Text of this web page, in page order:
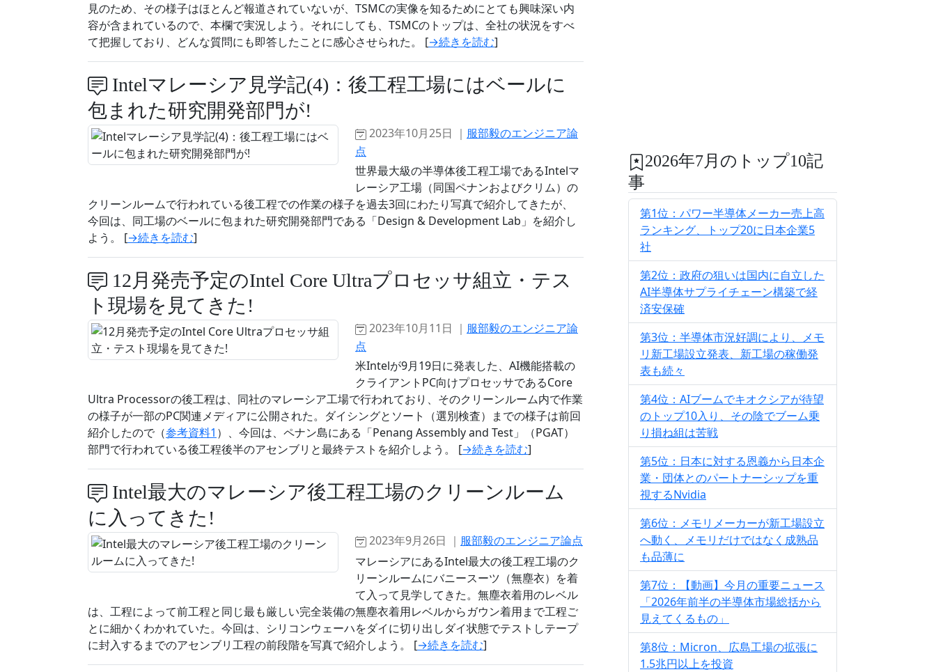
見のため、その様子はほとんど報道されていないが、TSMCの実像を知るためにとても興味深い内
容が含まれているので、本欄で実況しよう。それにしても、TSMCのトップは、全社の状況をすべ
て把握しており、どんな質問にも即答したことに感心させられた。 [→続きを読む]
Intelマレーシア見学記(4)：後工程工場にはベールに
包まれた研究開発部門が!
2023年10月25日 ｜ 服部毅のエンジニア論
点
世界最大級の半導体後工程工場であるIntelマ
レーシア工場（同国ペナンおよびクリム）の
クリーンルームで行われている後工程での作業の様子を過去3回にわたり写真で紹介してきたが、
今回は、同工場のベールに包まれた研究開発部門である「Design & Development Lab」を紹介し
よう。 [→続きを読む]
12月発売予定のIntel Core Ultraプロセッサ組立・テス
ト現場を見てきた!
2023年10月11日 ｜ 服部毅のエンジニア論
点
米Intelが9月19日に発表した、AI機能搭載の
クライアントPC向けプロセッサであるCore
Ultra Processorの後工程は、同社のマレーシア工場で行われており、そのクリーンルーム内で作業
の様子が一部のPC関連メディアに公開された。ダイシングとソート（選別検査）までの様子は前回
紹介したので（参考資料1 ）、今回は、ペナン島にある「Penang Assembly and Test」（PGAT）
部門で行われている後工程後半のアセンブリと最終テストを紹介しよう。 [→続きを読む]
Intel最大のマレーシア後工程工場のクリーンルーム
に入ってきた!
2023年9月26日 ｜ 服部毅のエンジニア論点
マレーシアにあるIntel最大の後工程工場のク
リーンルームにバニースーツ（無塵衣）を着
て入って見学してきた。無塵衣着用のレベル
は、工程によって前工程と同じ最も厳しい完全装備の無塵衣着用レベルからガウン着用まで工程ご
とに細かくわかれていた。今回は、シリコンウェーハをダイに切り出しダイ状態でテストしテープ
に封入するまでのアセンブリ工程の前段階を写真で紹介しよう。 [→続きを読む]
2026年7月のトップ10記
事
第1位：パワー半導体メーカー売上高
ランキング、トップ20に日本企業5
社
第2位：政府の狙いは国内に自立した
AI半導体サプライチェーン構築で経
済安保確
第3位：半導体市況好調により、メモ
リ新工場設立発表、新工場の稼働発
表も続々
第4位：AIブームでキオクシアが待望
のトップ10入り、その陰でブーム乗
り損ね組は苦戦
第5位：日本に対する恩義から日本企
業・団体とのパートナーシップを重
視するNvidia
第6位：メモリメーカーが新工場設立
へ動く、メモリだけではなく成熟品
も品薄に
第7位：【動画】今月の重要ニュース
「2026年前半の半導体市場総括から
見えてくるもの」
第8位：Micron、広島工場の拡張に
1.5兆円以上を投資